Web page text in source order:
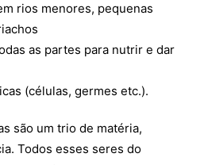
rios menores, pequenas
as partes para nutrir e dar
(células, germes etc.).
são um trio de matéria,
Todos esses seres do